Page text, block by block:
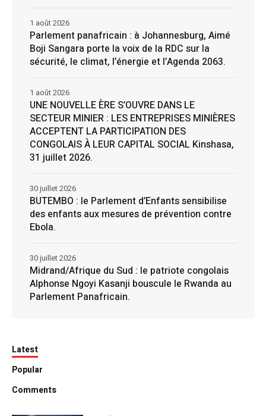
Parlement panafricain : à Johannesburg, Aimé
Boji Sangara porte la voix de la RDC sur la
sécurité, le climat, l’énergie et l’Agenda 2063.
1 août 2026
UNE NOUVELLE ÈRE S’OUVRE DANS LE
SECTEUR MINIER : LES ENTREPRISES MINIÈRES
ACCEPTENT LA PARTICIPATION DES
CONGOLAIS À LEUR CAPITAL SOCIAL Kinshasa,
31 juillet 2026.
1 août 2026
BUTEMBO : le Parlement d’Enfants sensibilise
des enfants aux mesures de prévention contre
Ebola.
30 juillet 2026
Midrand/Afrique du Sud : le patriote congolais
Alphonse Ngoyi Kasanji bouscule le Rwanda au
Parlement Panafricain.
30 juillet 2026
Latest
Popular
Comments